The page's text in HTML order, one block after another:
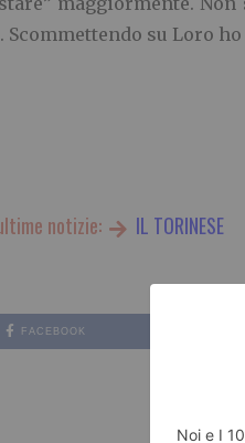
Scommettendo su Loro
notizie: IL TORINESE
FACEBOOK